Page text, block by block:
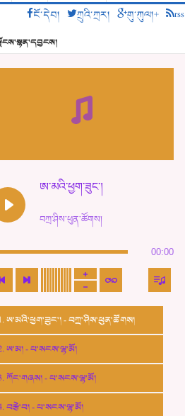
ངོ་དེབ།
ཀྲུའི་ཀྲར། གུ་ཀུལ།+ rss
ཨ་མའི་ཕྱག་ཟུང་།
བཀྲ་ཤིས་ཕུན་ཚོགས།
00:00
ཨ་མའི་ཕྱག་ཟུང་། - བཀྲ་ཤིས་ཕུན་ཚོགས།
ཨ་མ། - པ་སངས་ལྷ་མོ།
ཀོང་གཞས། - པ་སངས་ལྷ་མོ།
བརྩེ་བ། - པ་སངས་ལྷ་མོ།